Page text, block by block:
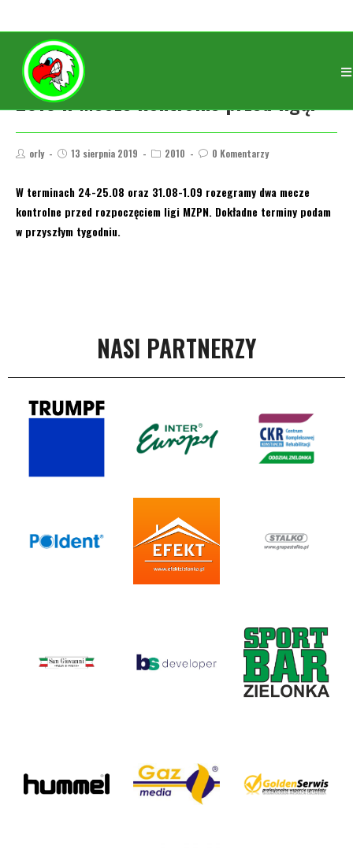
2010 .. Mecze kontrolne przed ligą.
orly 13 sierpnia 2019 2010 0 Komentarzy
W terminach 24-25.08 oraz 31.08-1.09 rozegramy dwa mecze
kontrolne przed rozpoczęciem ligi MZPN. Dokładne terminy podam
w przyszłym tygodniu.
NASI PARTNERZY